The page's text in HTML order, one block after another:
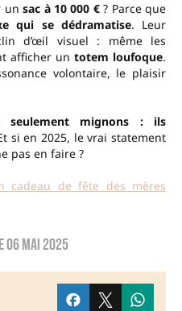
unsac à 10 000 €? Parce que
qui se dédramatise. Leur
d’œil visuel : même les
afficher un totem loufoque.
volontaire, le plaisir
mignons : ils
si en 2025, le vrai statement
pas en faire ?
cadeau de fête des mères
06 mai 2025